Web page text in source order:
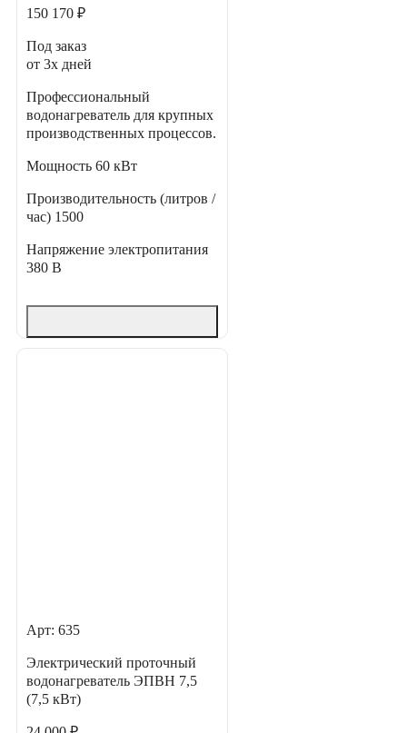
150 170 ₽
Под заказ
от 3х дней
Профессиональный
водонагреватель для крупных
производственных процессов.
Мощность 60 кВт
Производительность (литров /
час) 1500
Напряжение электропитания
380 В
Арт: 635
Электрический проточный
водонагреватель ЭПВН 7,5
(7,5 кВт)